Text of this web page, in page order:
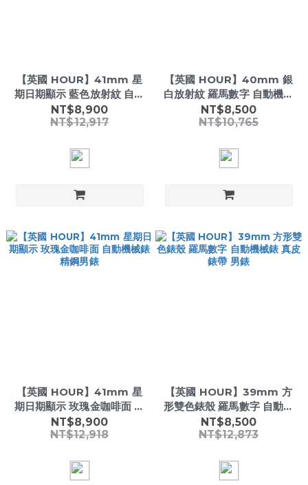
【英國 HOUR】41mm 星
期日期顯示 藍色放射紋 自動
機械錶 精鋼男錶
NT$8,900
NT$12,917
【英國 HOUR】40mm 銀
白放射紋 羅馬數字 自動機械
錶 精鋼男錶
NT$8,500
NT$10,765
【英國 HOUR】41mm 星
期日期顯示 玫瑰金咖啡面 自
動機械錶 精鋼男錶
NT$8,900
NT$12,918
【英國 HOUR】39mm 方
形雙色錶殼 羅馬數字 自動機
械錶 真皮錶帶 男錶
NT$8,500
NT$12,873